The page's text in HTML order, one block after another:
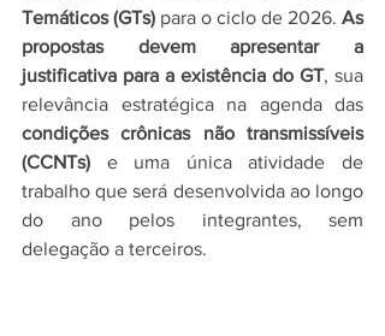
Temáticos (GTs) para o ciclo de 2026. As
propostas devem apresentar a
justificativa para a existência do GT, sua
condições crônicas não transmissíveis
(CCNTs) e uma única atividade de
trabalho que será desenvolvida ao longo
do ano pelos integrantes, sem
delegação a terceiros.